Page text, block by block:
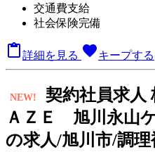
交通費支給
社会保険完備
詳細を見る favoriteキープする
NEW! 契約社員求人
ＡＺＥ 旭川永山
の求人/旭川市/調